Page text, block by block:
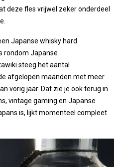
deze fles vrijwel zeker onderdeel
Japanse whisky hard
rondom Japanse
steeg het aantal
afgelopen maanden met meer
vorig jaar. Dat zie je ook terug in
vintage gaming en Japanse
is, lijkt momenteel compleet